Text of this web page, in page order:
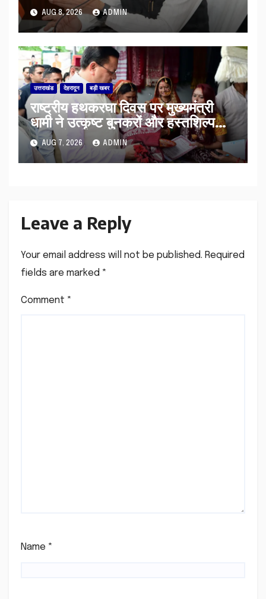
की पेंशन राशि का किया भुगतान
AUG 8, 2026 ADMIN
उत्तराखंड देहरादून बड़ी खबर
राष्ट्रीय हथकरघा दिवस पर मुख्यमंत्री
धामी ने उत्कृष्ट बुनकरों और हस्तशिल्प
कारीगरों को किया सम्मानित
AUG 7, 2026 ADMIN
Leave a Reply
Your email address will not be published. Required
fields are marked *
Comment *
Name *